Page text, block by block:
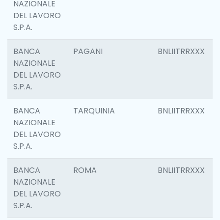
NAZIONALE
DEL LAVORO
S.P.A.
BANCA
NAZIONALE
DEL LAVORO
S.P.A.
PAGANI BNLIITRRXXX
BANCA
NAZIONALE
DEL LAVORO
S.P.A.
TARQUINIA BNLIITRRXXX
BANCA
NAZIONALE
DEL LAVORO
S.P.A.
ROMA BNLIITRRXXX